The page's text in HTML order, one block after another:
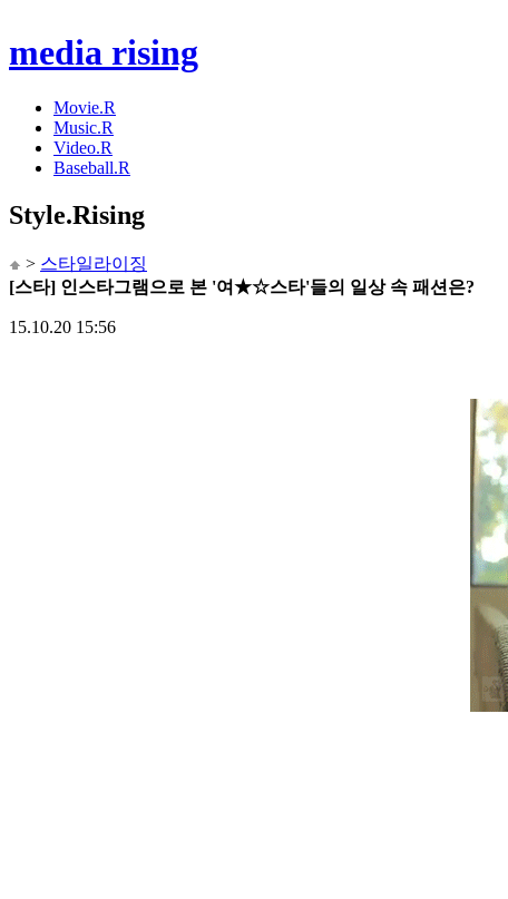
media rising
Movie.R
Music.R
Video.R
Baseball.R
Style.Rising
> 스타일라이징
[스타] 인스타그램으로 본 '여★☆스타'들의 일상 속 패션은?
15.10.20 15:56